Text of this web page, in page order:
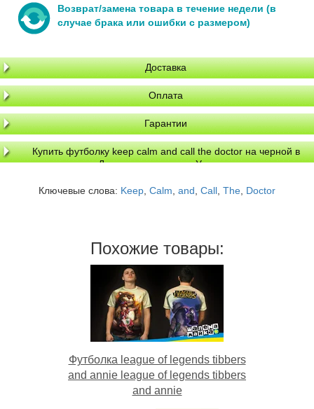
Возврат/замена товара в течение недели (в
случае брака или ошибки с размером)
Доставка
Оплата
Гарантии
Купить футболку keep calm and call the doctor на черной в
Днепре, доставка по Украине
Ключевые слова: Keep, Calm, and, Call, The, Doctor
Похожие товары:
Футболка league of legends tibbers
and annie league of legends tibbers
and annie